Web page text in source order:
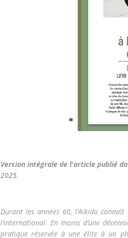
Version intégrale de l'article publié
2025.
Durant les années 60, l’Aïkido
l’international. En moins d’une
pratique réservée à une élite à un